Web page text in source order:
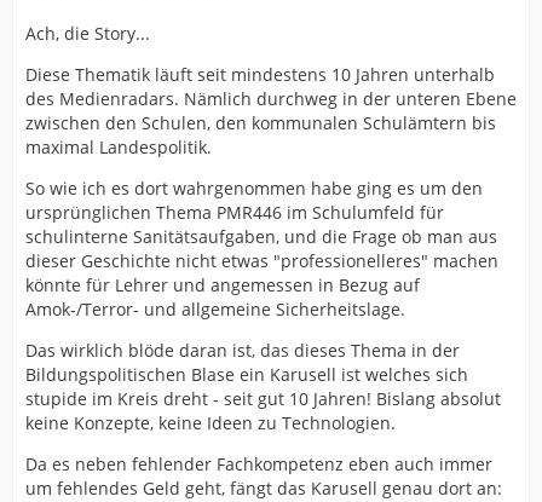
Trotz des Beschlusses habe man noch keine konkreten
Schulen inGelsenkirchen
im Auge, so ein
Stadtsprecher. In der Vergangenheit habe es jedoch an
einzelnen Schulen Fälle gegeben, bei denen sich
zum Schulgelände erlaubt hätten. In solchen Fällen
könnte eine Verständigung per Funkgerät helfen.
Auch in Duisburg kam es im November zu einem Angriff
auf eine Grundschülerin. Eine Neunjährige wurde auf
der Schultoilette brutal von einem 15-Jährigen
angegriffen und verletzt. Der Jugendliche war unerlaubt
auf dem Schulgelände. Die Polizei fahndete mit einer
Täterbeschreibung und konnte den mutmaßlichen
Angreifer fassen.
Konkreten Bedarf habe eine Schule in Gelsenkirchen
bislang noch nicht angemeldet, so der Sprecher weiter.
Die Möglichkeit, für Walkie Talkies Gelder abzurufen,
bestehe im neuen Haushalt 2025 aber jetzt. Insgesamt
7.000 Euro will die Stadt dafür zurückhalten.
Ach, die Story...
Diese Thematik läuft seit mindestens 10 Jahren unterhalb
des Medienradars. Nämlich durchweg in der unteren Ebene
zwischen den Schulen, den kommunalen Schulämtern bis
maximal Landespolitik.
So wie ich es dort wahrgenommen habe ging es um den
ursprünglichen Thema PMR446 im Schulumfeld für
schulinterne Sanitätsaufgaben, und die Frage ob man aus
dieser Geschichte nicht etwas "professionelleres" machen
könnte für Lehrer und angemessen in Bezug auf
Amok-/Terror- und allgemeine Sicherheitslage.
Das wirklich blöde daran ist, das dieses Thema in der
Bildungspolitischen Blase ein Karusell ist welches sich
stupide im Kreis dreht - seit gut 10 Jahren! Bislang absolut
keine Konzepte, keine Ideen zu Technologien.
Da es neben fehlender Fachkompetenz eben auch immer
um fehlendes Geld geht, fängt das Karusell genau dort an: